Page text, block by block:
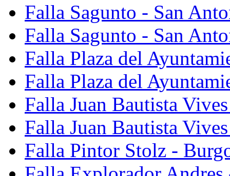
Falla Sagunto - San
Falla Sagunto - San
Falla Plaza del
Falla Plaza del
Falla Juan Bautista
Falla Juan Bautista
Falla Pintor Stolz -